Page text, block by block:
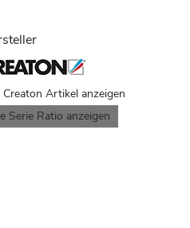
Creaton Artikel anzeigen
Serie Ratio anzeigen